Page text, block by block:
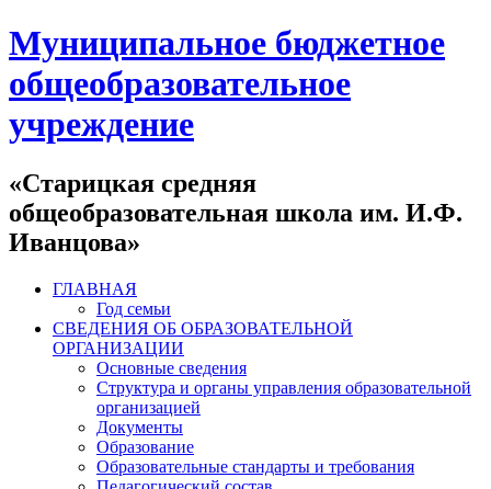
Муниципальное бюджетное
общеобразовательное
учреждение
«Старицкая средняя
общеобразовательная школа им. И.Ф.
Иванцова»
ГЛАВНАЯ
Год семьи
СВЕДЕНИЯ ОБ ОБРАЗОВАТЕЛЬНОЙ
ОРГАНИЗАЦИИ
Основные сведения
Структура и органы управления образовательной
организацией
Документы
Образование
Образовательные стандарты и требования